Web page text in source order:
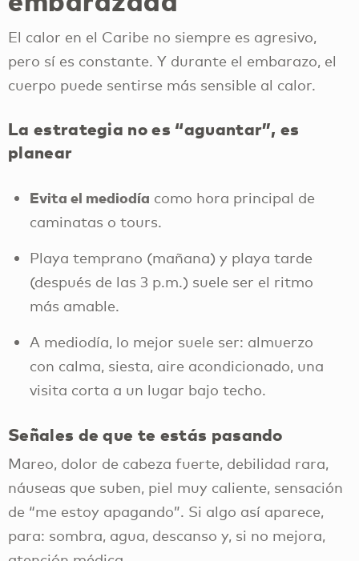
El calor en el Caribe no siempre es agresivo,
pero sí es constante. Y durante el embarazo, el
cuerpo puede sentirse más sensible al calor.
La estrategia no es “aguantar”, es
planear
Evita el mediodía como hora principal de
caminatas o tours.
Playa temprano (mañana) y playa tarde
(después de las 3 p.m.) suele ser el ritmo
más amable.
A mediodía, lo mejor suele ser: almuerzo
con calma, siesta, aire acondicionado, una
visita corta a un lugar bajo techo.
Señales de que te estás pasando
Mareo, dolor de cabeza fuerte, debilidad rara,
náuseas que suben, piel muy caliente, sensación
de “me estoy apagando”. Si algo así aparece,
para: sombra, agua, descanso y, si no mejora,